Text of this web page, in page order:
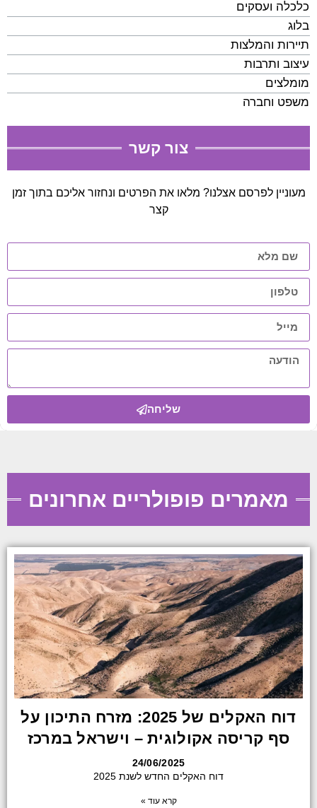
כלכלה ועסקים
בלוג
תיירות והמלצות
עיצוב ותרבות
מומלצים
משפט וחברה
צור קשר
מעוניין לפרסם אצלנו? מלאו את הפרטים ונחזור אליכם בתוך זמן
קצר
שליחה
מאמרים פופולריים אחרונים
דוח האקלים של 2025: מזרח התיכון על
סף קריסה אקולוגית – וישראל במרכז
24/06/2025
דוח האקלים החדש לשנת 2025
קרא עוד »